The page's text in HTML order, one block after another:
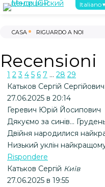
Italiano
CASA RIGUARDO A NOI
Recensioni
1 2 3 4 5 6 7 ... 28 29
Катьков Сергій Сергійович
27.06.2025 в 20:14
Геревич Юрій Йосипович
Дякуємо за синів...
Двійня народилися
Низький уклін
Rispondere
Катьков Сергій Київ
27.06.2025 в 19:55